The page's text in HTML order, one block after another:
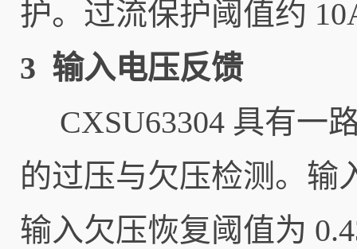
护。过流保护阈值约
3 输入电压反馈
CXSU63304 具有一
的过压与欠压检测。输
输入欠压恢复阈值为